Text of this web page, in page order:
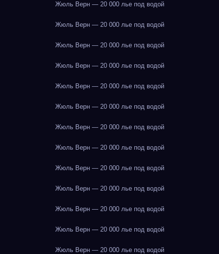
Жюль Верн — 20 000 лье под водой
Жюль Верн — 20 000 лье под водой
Жюль Верн — 20 000 лье под водой
Жюль Верн — 20 000 лье под водой
Жюль Верн — 20 000 лье под водой
Жюль Верн — 20 000 лье под водой
Жюль Верн — 20 000 лье под водой
Жюль Верн — 20 000 лье под водой
Жюль Верн — 20 000 лье под водой
Жюль Верн — 20 000 лье под водой
Жюль Верн — 20 000 лье под водой
Жюль Верн — 20 000 лье под водой
Жюль Верн — 20 000 лье под водой